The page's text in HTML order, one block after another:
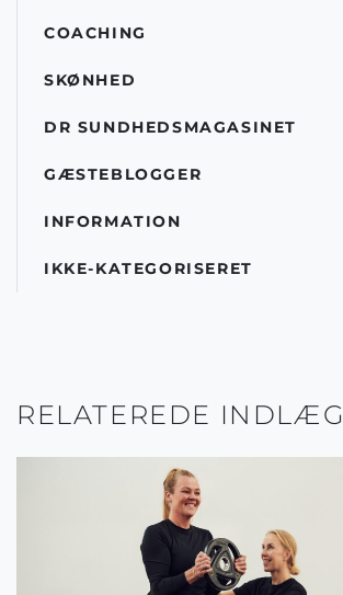
COACHING
SKØNHED
DR SUNDHEDSMAGASINET
GÆSTEBLOGGER
INFORMATION
IKKE-KATEGORISERET
RELATEREDE INDLÆG